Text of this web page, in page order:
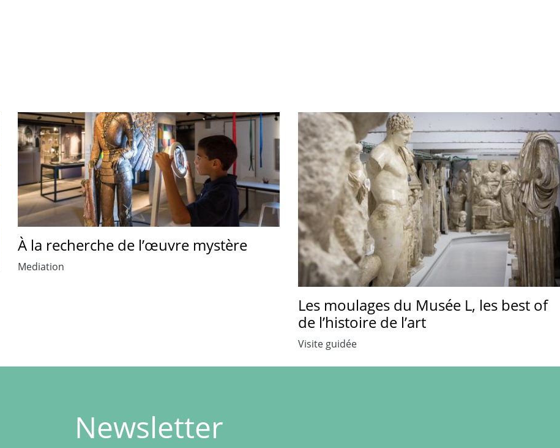
À la recherche de l’œuvre mystère
Mediation
Les moulages du Musée L, les best of
de l’histoire de l’art
Visite guidée
Newsletter